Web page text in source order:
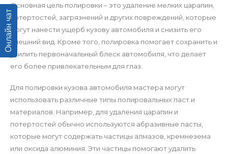
Основная цель полировки – это удаление мелких царапин,
потертостей, загрязнений и других повреждений, которые
могут нанести ущерб кузову автомобиля и снизить его
внешний вид. Кроме того, полировка помогает сохранить и
усилить первоначальный блеск автомобиля, что делает
его более привлекательным для глаз.
Для полировки кузова автомобиля мастера могут
использовать различные типы полировальных паст и
материалов. Например, для удаления царапин и
потертостей обычно используются абразивные пасты,
которые могут содержать частицы алмазов, кремнезема
или оксида алюминия. Эти частицы помогают удалить
Онлайн чат